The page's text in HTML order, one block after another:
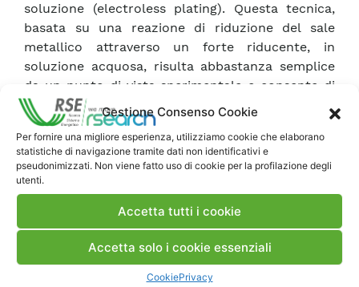
Gestione Consenso Cookie
Per fornire una migliore esperienza, utilizziamo cookie che elaborano
statistiche di navigazione tramite dati non identificativi e
pseudonimizzati. Non viene fatto uso di cookie per la profilazione degli
utenti.
Accetta tutti i cookie
Accetta solo i cookie essenziali
CookiePrivacy
soluzione (electroless plating). Questa tecnica,
basata su una reazione di riduzione del sale
metallico attraverso un forte riducente, in
soluzione acquosa, risulta abbastanza semplice
da un punto di vista sperimentale e consente di
ottenere strati omogenei, continui e senza difetti.
In accordo al programma di lavoro sono state
eseguite le prime prove di laboratorio per la
messa a punto della tecnica di deposizione
elettrochimica. Le deposizioni sono state
allumina della porosità di 5 µm. In particolare
dapprima si è deposto sulla superficie esterna
di Ag. La procedura di deposizione del palladio è